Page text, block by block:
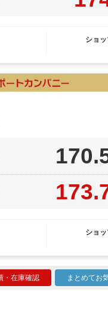
ショ
ショ
・在庫確認 まとめてお